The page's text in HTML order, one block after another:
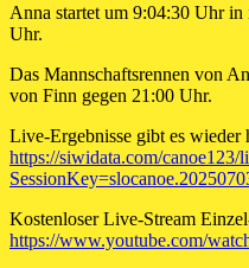
Anna startet um 9:04:30 Uhr
Uhr.
Das Mannschaftsrennen von
von Finn gegen 21:00 Uhr.
Live-Ergebnisse gibt es wieder
https://siwidata.com/canoe123/
Kostenloser Live-Stream
https://www.youtube.com/